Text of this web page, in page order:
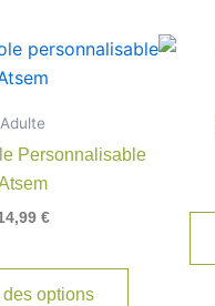
Adulte
Personnalisable
€
options